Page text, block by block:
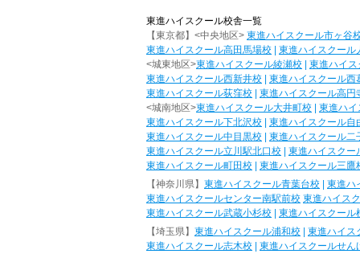
東進ハイスクール校舎一覧
【東京都】<中央地区> 東進ハイスクール市ヶ谷
東進ハイスクール高田馬場校
東進ハイスクール
<城東地区>東進ハイスクール綾瀬校 東進ハイ
東進ハイスクール西新井校
東進ハイスクール西
東進ハイスクール荻窪校
東進ハイスクール高円
<城南地区>東進ハイスクール大井町校 東進ハイ
東進ハイスクール下北沢校
東進ハイスクール自
東進ハイスクール中目黒校
東進ハイスクール二
東進ハイスクール立川駅北口校
東進ハイスクー
東進ハイスクール町田校
東進ハイスクール三鷹
【神奈川県】 東進ハイスクール青葉台校 東進ハ
東進ハイスクールセンター南駅前校 東進ハイス
東進ハイスクール武蔵小杉校
東進ハイスクール
【埼玉県】 東進ハイスクール浦和校 東進ハイス
東進ハイスクール志木校
東進ハイスクールせん